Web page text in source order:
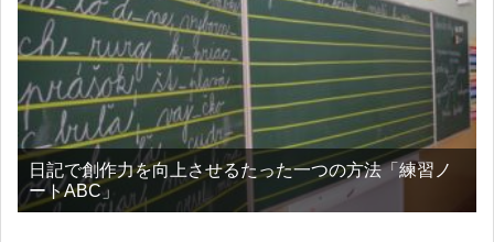
日記で創作力を向上させるたった一つの方法「練習ノ
ートABC」